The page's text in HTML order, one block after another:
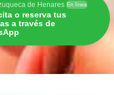
de Henares En línea
o reserva tus
a través de